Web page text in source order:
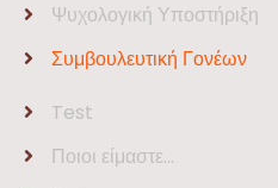
Ψυχολογική Υποστήριξη
Συμβουλευτική Γονέων
Test
Ποιοι είμαστε…